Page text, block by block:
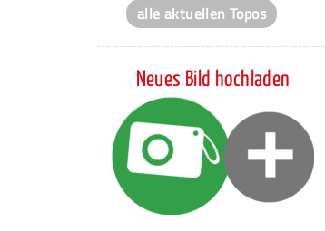
alle aktuellen Topos
Neues Bild hochladen